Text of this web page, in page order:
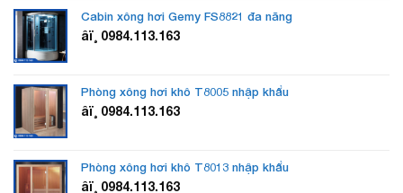
Cabin xông hơi Gemy FS8821 đa năng
âï¸ 0984.113.163
Phòng xông hơi khô T8005 nhập khẩu
âï¸ 0984.113.163
Phòng xông hơi khô T8013 nhập khẩu
âï¸ 0984.113.163